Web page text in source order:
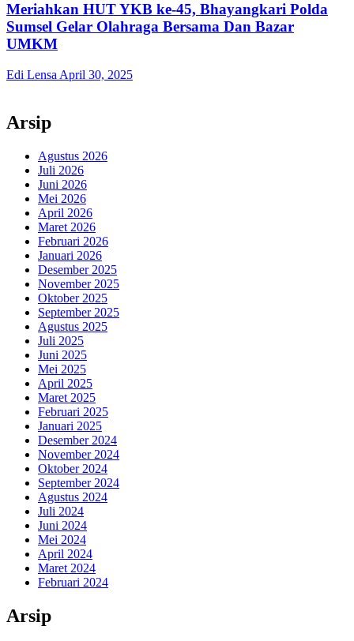
Meriahkan HUT YKB ke-45, Bhayangkari Polda
Sumsel Gelar Olahraga Bersama Dan Bazar
UMKM
Edi Lensa April 30, 2025
Arsip
Agustus 2026
Juli 2026
Juni 2026
Mei 2026
April 2026
Maret 2026
Februari 2026
Januari 2026
Desember 2025
November 2025
Oktober 2025
September 2025
Agustus 2025
Juli 2025
Juni 2025
Mei 2025
April 2025
Maret 2025
Februari 2025
Januari 2025
Desember 2024
November 2024
Oktober 2024
September 2024
Agustus 2024
Juli 2024
Juni 2024
Mei 2024
April 2024
Maret 2024
Februari 2024
Arsip